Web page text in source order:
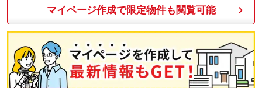
マイページ作成で限定物件も閲覧可能